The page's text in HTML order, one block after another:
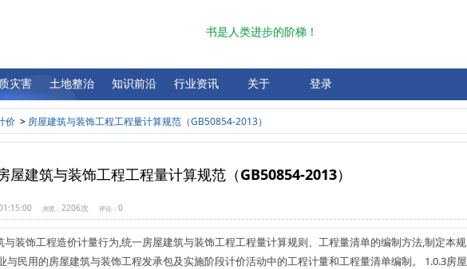
书是人类进步的阶梯！
地质
地质
灾害
调查评价
勘查设计
施工监理验收
应急管理
预算概算
土地整治
土地资源调查
整治规划编制
工程技术
预算与评价
其他
知识前沿 行业资讯 关于 登录
价 > 房屋建筑与装饰工程工程量计算规范（GB50854-2013）
屋建筑与装饰工程工程量计算规范（GB50854-2013）
浏览： 2206次 评论： 0
与装饰工程造价计量行为,统一房屋建筑与装饰工程工程量计算规则、工程量清单的编制方法,制定本规
与民用的房屋建筑与装饰工程发承包及实施阶段计价活动中的工程计量和工程量清单编制。 1.0.3房屋